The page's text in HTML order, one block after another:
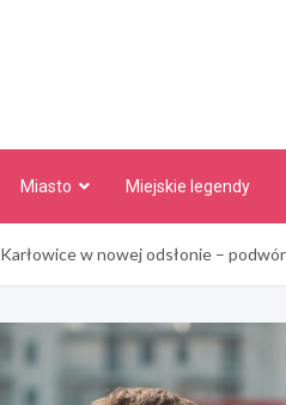
Miasto Miejskie legendy
Karłowice w nowej odsłonie –